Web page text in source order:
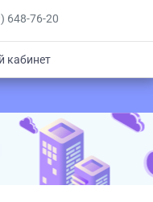
648-76-20
кабинет